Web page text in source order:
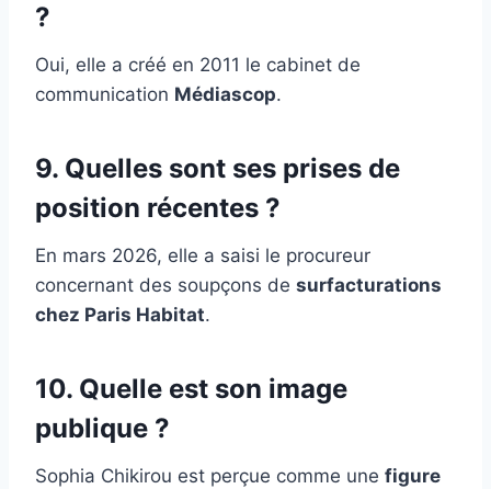
?
Oui, elle a créé en 2011 le cabinet de
communication Médiascop.
9. Quelles sont ses prises de
position récentes ?
En mars 2026, elle a saisi le procureur
concernant des soupçons de surfacturations
chez Paris Habitat.
10. Quelle est son image
publique ?
Sophia Chikirou est perçue comme une figure